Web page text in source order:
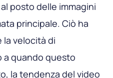
posto delle immagini
principale. Ciò ha
velocità di
a quando questo
la tendenza del video